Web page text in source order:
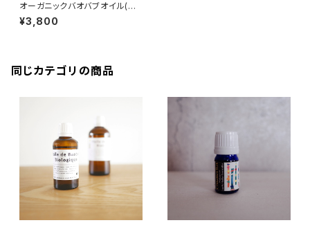
オーガニックバオバブオイル(セ
ネガル産) 100ml
¥3,800
同じカテゴリの商品